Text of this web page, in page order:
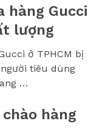
hàng Gucci
lượng
ở TPHCM bị
tiêu dùng
…
hàng